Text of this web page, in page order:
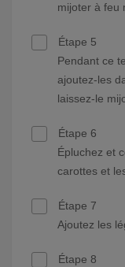
mijoter à feu
Étape 5
Pendant ce
ajoutez-les
laissez-le
Étape 6
Épluchez et
carottes et
Étape 7
Ajoutez les
Étape 8